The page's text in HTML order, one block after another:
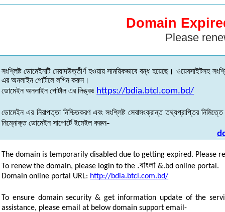
Domain
Please
সংশ্লিষ্ট ডোমেইনটি মেয়াদউত্তীর্ণ হওয়ায় সাময়িকভাবে বন্ধ হয়েছে। ওয়েবসাইটসহ
এর অনলাইন পোর্টালে লগিন করুন।
ডোমেইন অনলাইন পোর্টাল এর লিঙ্কঃ https://bdia.btcl.com.bd/
ডোমেইন এর নিরাপত্তা নিশ্চিতকরণ এবং সংশ্লিষ্ট সেবাসংক্রান্ত তথ্যপ্রাপ্তির নিমিত্তে
নিম্নোক্ত ডোমেইন সাপোর্টে ইমেইল করুন-
The domain is temporarily disabled due to getting expired. Please
To renew the domain, please login to the .বাংলা &.bd online portal.
Domain online portal URL: http://bdia.btcl.com.bd/
To ensure domain security & get information update of the
assistance, please email at below domain support email-